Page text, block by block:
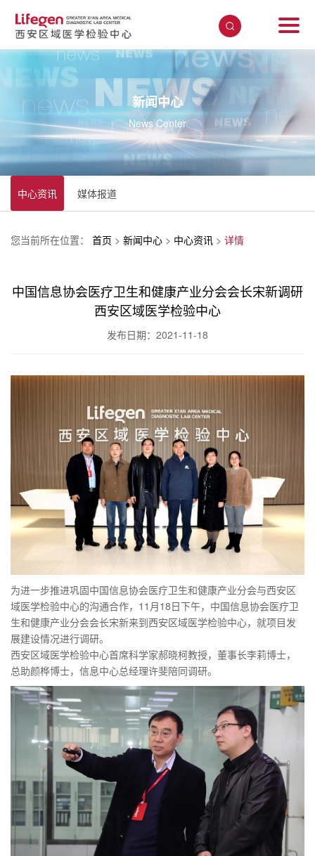
新闻中心
News Center
中心资讯 媒体报道
您当前所在位置： 首页 > 新闻中心 > 中心资讯 > 详情
中国信息协会医疗卫生和健康产业分会会长宋新调研
西安区域医学检验中心
发布日期：2021-11-18
为进一步推进巩固中国信息协会医疗卫生和健康产业分会与西安区
域医学检验中心的沟通合作，11月18日下午，中国信息协会医疗卫
生和健康产业分会会长宋新来到西安区域医学检验中心，就项目发
展建设情况进行调研。
西安区域医学检验中心首席科学家郝晓柯教授，董事长李莉博士，
总助颜桦博士，信息中心总经理许斐陪同调研。